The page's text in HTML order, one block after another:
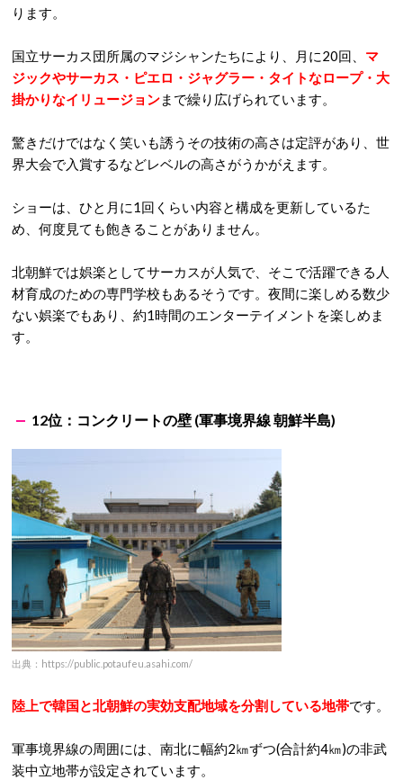
ります。
国立サーカス団所属のマジシャンたちにより、月に20回、 マ
ジックやサーカス・ピエロ・ジャグラー・タイトなロープ・大
掛かりなイリュージョンまで繰り広げられています。
驚きだけではなく笑いも誘うその技術の高さは定評があり、世
界大会で入賞するなどレベルの高さがうかがえます。
ショーは、ひと月に1回くらい内容と構成を更新しているた
め、何度見ても飽きることがありません。
北朝鮮では娯楽としてサーカスが人気で、そこで活躍できる人
材育成のための専門学校もあるそうです。夜間に楽しめる数少
ない娯楽でもあり、約1時間のエンターテイメントを楽しめま
す。
12位：コンクリートの壁 (軍事境界線 朝鮮半島)
出典：https://public.potaufeu.asahi.com/
陸上で韓国と北朝鮮の実効支配地域を分割している地帯です。
軍事境界線の周囲には、南北に幅約2㎞ずつ(合計約4㎞)の非武
装中立地帯が設定されています。